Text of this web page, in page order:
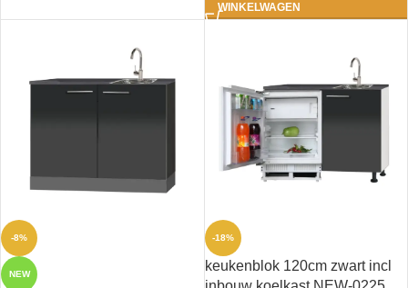
WINKELWAGEN
-8%
NEW
-18%
keukenblok 120cm zwart incl